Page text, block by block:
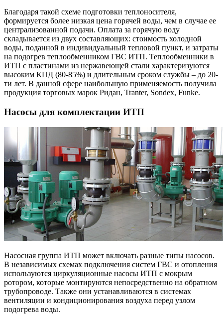
Благодаря такой схеме подготовки теплоносителя,
формируется более низкая цена горячей воды, чем в случае ее
централизованной подачи. Оплата за горячую воду
складывается из двух составляющих: стоимость холодной
воды, поданной в индивидуальный тепловой пункт, и затраты
на подогрев теплообменником ГВС ИТП. Теплообменники в
ИТП с пластинами из нержавеющей стали характеризуются
высоким КПД (80-85%) и длительным сроком службы – до 20-
ти лет. В данной сфере наибольшую применяемость получила
продукция торговых марок Ридан, Tranter, Sondex, Funke.
Насосы для комплектации ИТП
Насосная группа ИТП может включать разные типы насосов.
В независимых схемах подключения систем ГВС и отопления
используются циркуляционные насосы ИТП с мокрым
ротором, которые монтируются непосредственно на обратном
трубопроводе. Также они устанавливаются в системах
вентиляции и кондиционирования воздуха перед узлом
подогрева воды.